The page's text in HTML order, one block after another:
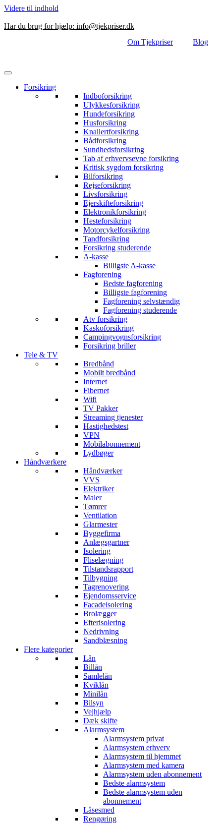
Videre til indhold
Har du brug for hjælp: info@tjekpriser.dk
Om Tjekpriser
Blog
Forsikring
Indboforsikring
Ulykkesforsikring
Hundeforsikring
Husforsikring
Knallertforsikring
Bådforsikring
Sundhedsforsikring
Tab af erhvervsevne forsikring
Kritisk sygdom forsikring
Bilforsikring
Rejseforsikring
Livsforsikring
Ejerskifteforsikring
Elektronikforsikring
Hesteforsikring
Motorcykelforsikring
Tandforsikring
Forsikring studerende
A-kasse
Billigste A-kasse
Fagforening
Bedste fagforening
Billigste fagforening
Fagforening selvstændig
Fagforening studerende
Atv forsikring
Kaskoforsikring
Campingvognsforsikring
Forsikring briller
Tele & TV
Bredbånd
Mobilt bredbånd
Internet
Fibernet
Wifi
TV Pakker
Streaming tjenester
Hastighedstest
VPN
Mobilabonnement
Lydbøger
Håndværkere
Håndværker
VVS
Elektriker
Maler
Tømrer
Ventilation
Glarmester
Byggefirma
Anlægsgartner
Isolering
Fliselægning
Tilstandsrapport
Tilbygning
Tagrenovering
Ejendomsservice
Facadeisolering
Brolægger
Efterisolering
Nedrivning
Sandblæsning
Flere kategorier
Lån
Billån
Samlelån
Kviklån
Minilån
Bilsyn
Vejhjælp
Dæk skifte
Alarmsystem
Alarmsystem privat
Alarmsystem erhverv
Alarmsystem til hjemmet
Alarmsystem med kamera
Alarmsystem uden abonnement
Bedste alarmsystem
Bedste alarmsystem uden
abonnement
Låsesmed
Rengøring